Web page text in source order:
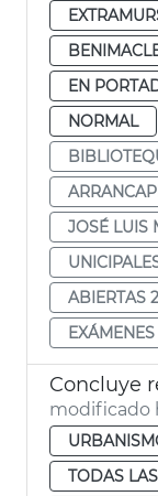
EN
NORMAL
JOSÉ LUIS
ABIERTAS
EXÁMENES
modificado
TODAS